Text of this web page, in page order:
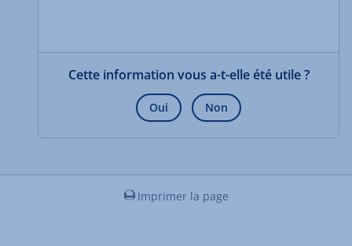
Cette information vous a-t-elle été utile ?
Oui Non
Imprimer la page